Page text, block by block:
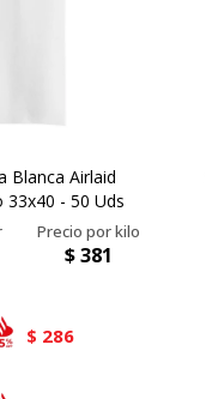
Blanca Airlaid
33x40 - 50 Uds
$381
$ 286